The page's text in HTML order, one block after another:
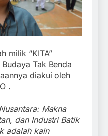
milik “KITA”
Tak Benda
diakui oleh
.
Makna
dan Industri Batik
adalah kain